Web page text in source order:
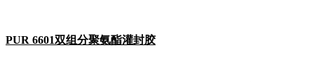
PUR 6601双组分聚氨酯灌封胶